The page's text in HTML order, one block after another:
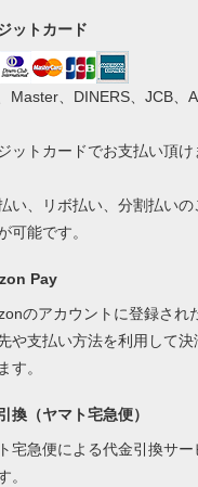
ットカード
Master、DINERS、JCB、A
ットカードでお支払い頂け
い、リボ払い、分割払いの
可能です。
Pay
のアカウントに登録され
や支払い方法を利用して決
す。
換（ヤマト宅急便）
宅急便による代金引換サー
。